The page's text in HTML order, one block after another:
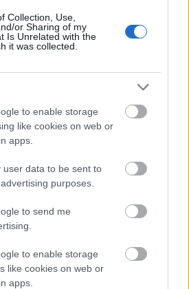
Collection, Use,
or Sharing of my
Is Unrelated with the
it was collected.
to enable storage
like cookies on web or
apps.
user data to be sent to
purposes.
to send me
to enable storage
like cookies on web or
apps.
kap ezért a fellépésért, de
be, hogy elejét vegyék
Nekem is megfordult a
egy műbotrányt élő
benttartják, hogy két
a műsort. (Az elején mindenki
De ez nem biztos, hogy így
hogy csak rémeket látunk.
állít-e majd magáról
képességet. Nem tudjuk, mik
de engem kivert
szegezik, hogy márpedig